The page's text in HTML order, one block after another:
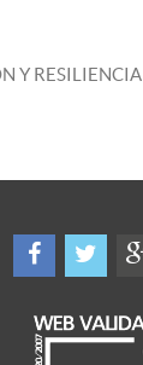
Y RESILIENCIA